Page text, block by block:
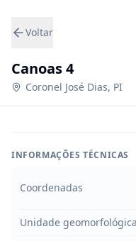
Voltar
Canoas 4
Coronel José Dias, PI
INFORMAÇÕES TÉCNICAS
Coordenadas
Unidade geomorfológica